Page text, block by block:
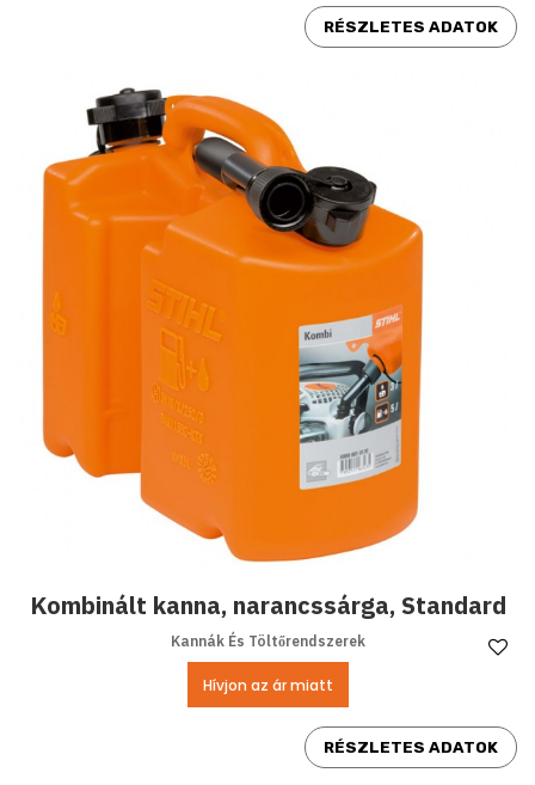
RÉSZLETES ADATOK
Kombinált kanna, narancssárga, Standard
Kannák És Töltőrendszerek
Hívjon az ár miatt
RÉSZLETES ADATOK